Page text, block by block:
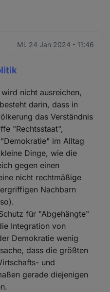
Mi. 24 Jan 2024 - 11:46
nicht ausreichen,
darin, dass in
das Verständnis
"Rechtsstaat",
im Alltag
Dinge, wie die
gegen einen
nicht rechtmäßige
Nachbarn
für "Abgehängte"
Integration von
Demokratie wenig
dass die größten
und
gerade diejenigen